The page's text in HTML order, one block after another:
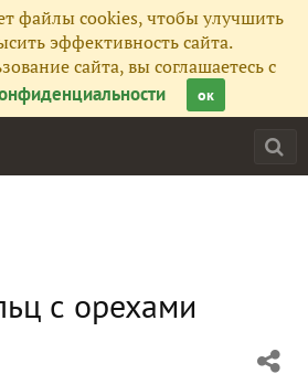
файлы cookies, чтобы улучшить
эффективность сайта.
сайта, вы соглашаетесь с
ок
с орехами